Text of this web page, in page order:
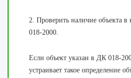
2. Проверить наличие объекта в
018-2000.
Если объект указан в ДК 018-
устраивает такое определение